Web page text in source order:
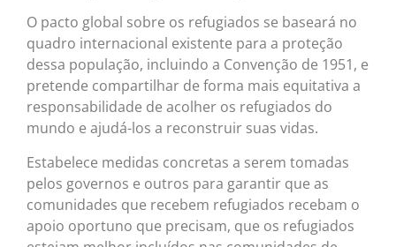
O pacto global sobre os refugiados se baseará no
quadro internacional existente para a proteção
dessa população, incluindo a Convenção de 1951, e
pretende compartilhar de forma mais equitativa a
responsabilidade de acolher os refugiados do
mundo e ajudá-los a reconstruir suas vidas.
Estabelece medidas concretas a serem tomadas
pelos governos e outros para garantir que as
comunidades que recebem refugiados recebam o
apoio oportuno que precisam, que os refugiados